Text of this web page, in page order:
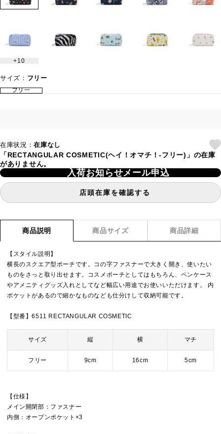
10
サイズ： フリー
フリー
在庫状況：在庫なし
「RECTANGULAR COSMETIC(ヘイ！オマチ！-フリー)」の在庫
がありません。
入荷お知らせメール申込
店頭在庫を確認する
商品説明 商品サイズ 商品詳細
【スタイル説明】
横長のスクエア型ポーチです。コの字ファスナーで大きく開き、使いたい
ものをさっと取り出せます。コスメポーチとしてはもちろん、ペンケース
やアメニティグッズ入れとしてなど幅広い用途でお使いいただけます。 内
ポケットがあるので細かなものなども仕分けして収納可能です。
【型番】6511 RECTANGULAR COSMETIC
サイズ 縦 横 マチ
フリー 9cm 16cm 5cm
【仕様】
メイン開閉部：ファスナー
内側：オープンポケット×3